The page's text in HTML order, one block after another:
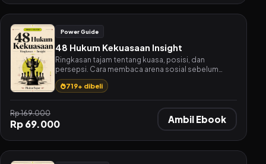
Power Guide
48 Hukum Kekuasaan Insight
Ringkasan tajam tentang kuasa, posisi, dan
persepsi. Cara membaca arena sosial sebelum
kamu melangkah.
719+ dibeli
Rp 169.000
Rp 69.000 Ambil Ebook